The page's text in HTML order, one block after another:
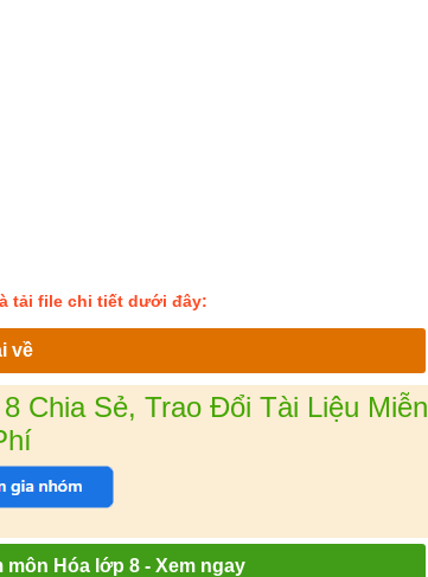
tải file chi tiết dưới đây:
về
Chia Sẻ, Trao Đổi Tài Liệu Miễn
Hóa lớp 8 - Xem ngay